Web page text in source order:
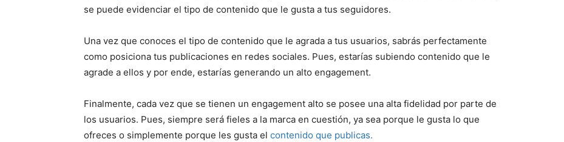
se puede evidenciar el tipo de contenido que le gusta a tus seguidores.
Una vez que conoces el tipo de contenido que le agrada a tus usuarios, sabrás perfectamente
como posiciona tus publicaciones en redes sociales. Pues, estarías subiendo contenido que le
agrade a ellos y por ende, estarías generando un alto engagement.
Finalmente, cada vez que se tienen un engagement alto se posee una alta fidelidad por parte de
los usuarios. Pues, siempre será fieles a la marca en cuestión, ya sea porque le gusta lo que
ofreces o simplemente porque les gusta el contenido que publicas.